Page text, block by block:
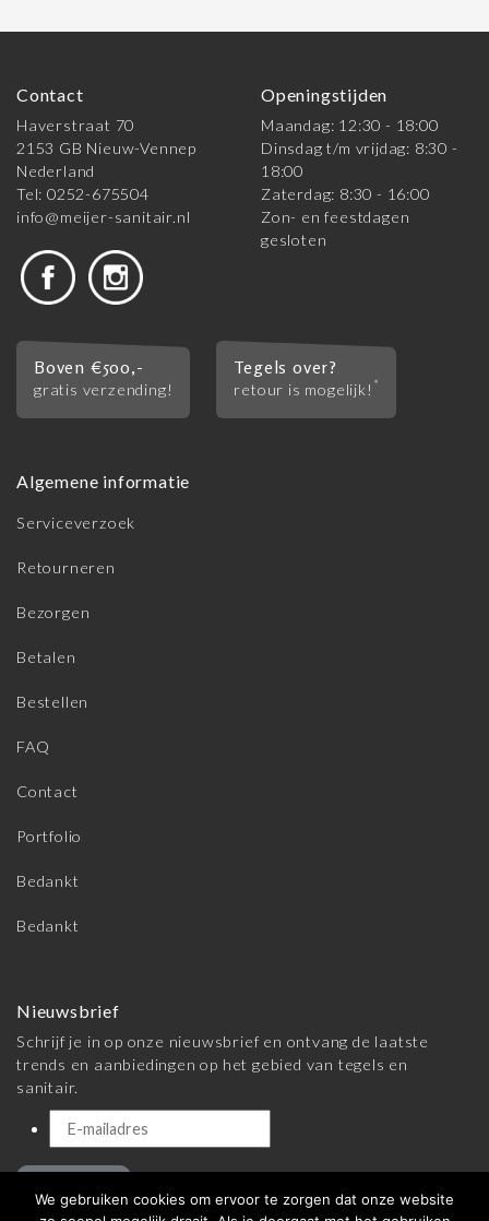
Contact
Haverstraat 70
2153 GB Nieuw-Vennep
Nederland
Tel: 0252-675504
info@meijer-sanitair.nl
Openingstijden
Maandag: 12:30 - 18:00
Dinsdag t/m vrijdag: 8:30 -
18:00
Zaterdag: 8:30 - 16:00
Zon- en feestdagen
gesloten
Boven €500,-
gratis verzending!
Tegels over?
retour is mogelijk! *
Algemene informatie
Serviceverzoek
Retourneren
Bezorgen
Betalen
Bestellen
FAQ
Contact
Portfolio
Bedankt
Bedankt
Nieuwsbrief
Schrijf je in op onze nieuwsbrief en ontvang de laatste
trends en aanbiedingen op het gebied van tegels en
sanitair.
We gebruiken cookies om ervoor te zorgen dat onze website